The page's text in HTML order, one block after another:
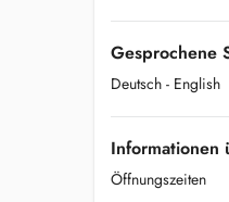
Gesprochene
Deutsch - English
Informationen
Öffnungszeiten